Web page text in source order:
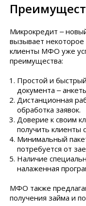
Микрокредит ‒
вызывает
клиенты МФО уже
преимущества:
Простой и
документа ‒
Дистанционная
обработка заявок.
Доверие к своим
получить клиенты
Минимальный
потребуется от
Наличие
налаженная
МФО также
получения займа и